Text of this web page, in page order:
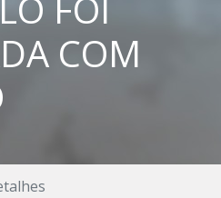
COM